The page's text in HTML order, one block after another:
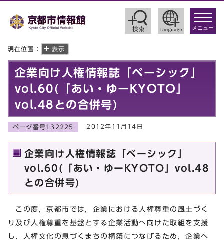
toggle
メニュー
現在位置： 表示
企業向け人権情報誌「ベーシック」
vol.60(「あい・ゆーKYOTO」
vol.48との合併号)
ページ番号132225 2012年11月14日
企業向け人権情報誌「ベーシック」
vol.60(「あい・ゆーKYOTO」vol.48
との合併号)
この度，京都市では，企業における人権尊重の風土づく
り及び人権尊重を基盤とする企業活動へ向けた取組を支援
し，人権文化の息づくまちの構築につなげるため，企業へ